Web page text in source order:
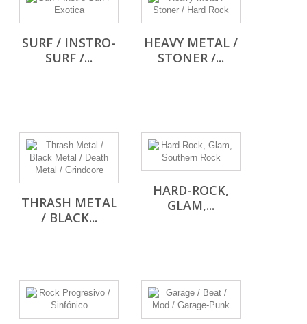
SURF / INSTRO-
SURF /...
HEAVY METAL /
STONER /...
THRASH METAL
/ BLACK...
HARD-ROCK,
GLAM,...